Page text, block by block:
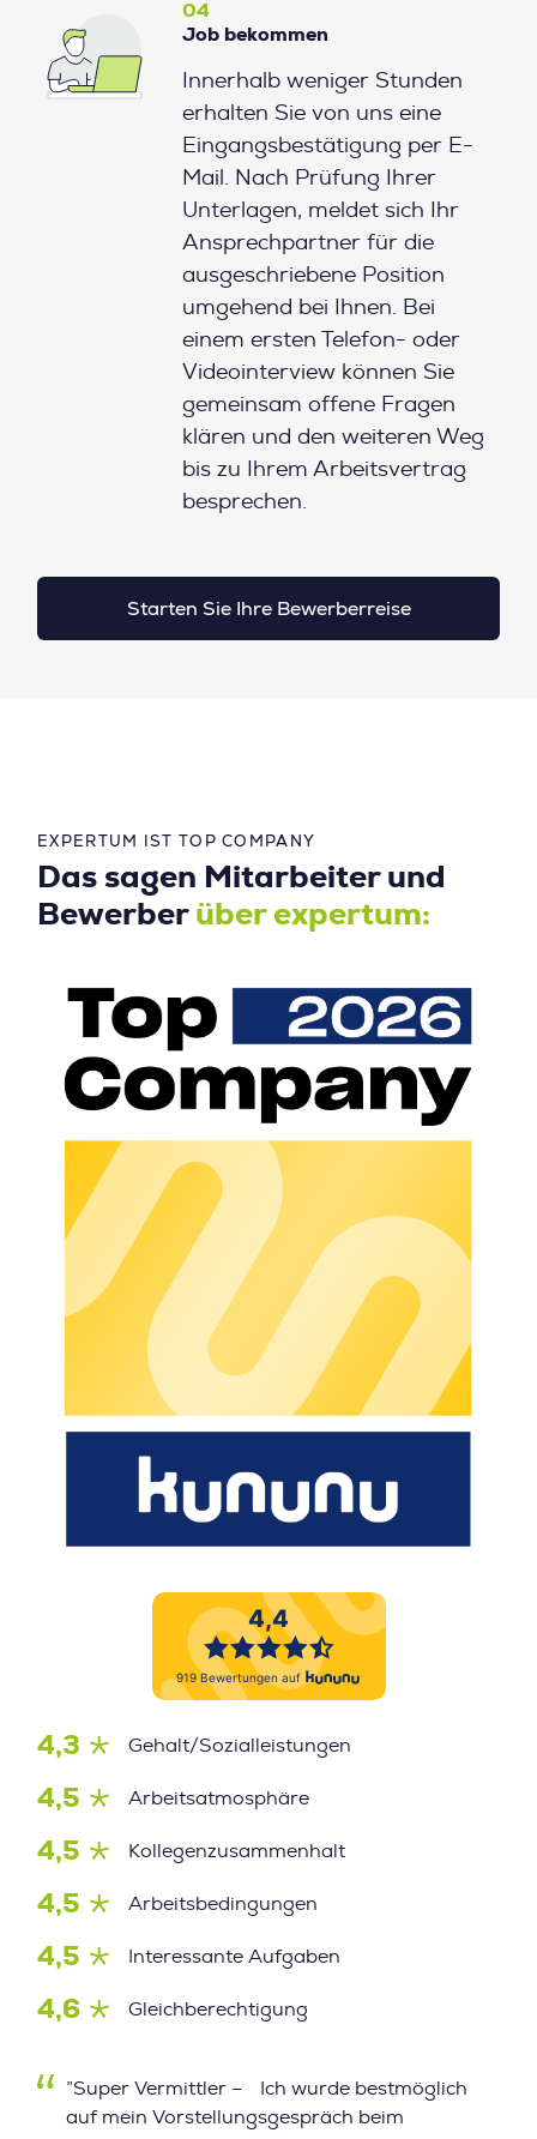
04
Job bekommen
Innerhalb weniger Stunden
erhalten Sie von uns eine
Eingangsbestätigung per E-
Mail. Nach Prüfung Ihrer
Unterlagen, meldet sich Ihr
Ansprechpartner für die
ausgeschriebene Position
umgehend bei Ihnen. Bei
einem ersten Telefon- oder
Videointerview können Sie
gemeinsam offene Fragen
klären und den weiteren Weg
bis zu Ihrem Arbeitsvertrag
besprechen.
Starten Sie Ihre Bewerberreise
EXPERTUM IST TOP COMPANY
Das sagen Mitarbeiter und
Bewerber über expertum:
4,3 Gehalt/Sozialleistungen
4,5 Arbeitsatmosphäre
4,5 Kollegenzusammenhalt
4,5 Arbeitsbedingungen
4,5 Interessante Aufgaben
4,6 Gleichberechtigung
”Super Vermittler – Ich wurde bestmöglich
auf mein Vorstellungsgespräch beim